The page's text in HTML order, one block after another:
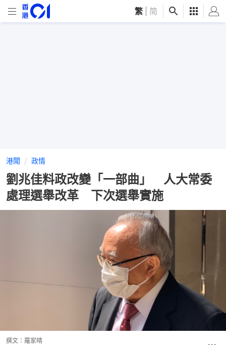
繁 简
港聞 政情
劉兆佳料政改變「一部曲」 人大常委
處理選舉改革 下次選舉實施
撰文： 羅家晴